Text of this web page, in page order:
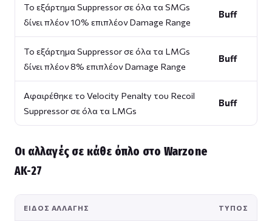
Το εξάρτημα Suppressor σε όλα τα SMGs
δίνει πλέον 10% επιπλέον Damage Range
Buff
Το εξάρτημα Suppressor σε όλα τα LMGs
δίνει πλέον 8% επιπλέον Damage Range
Buff
Αφαιρέθηκε το Velocity Penalty του Recoil
Suppressor σε όλα τα LMGs
Buff
Οι αλλαγές σε κάθε όπλο στο Warzone
AK-27
ΕΊΔΟΣ ΑΛΛΑΓΉΣ ΤΎΠΟΣ